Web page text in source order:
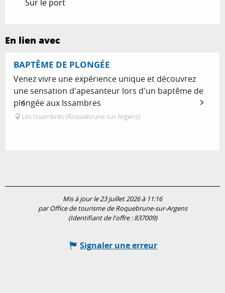
Sur le port
En lien avec
BAPTÊME DE PLONGÉE
Venez vivre une expérience unique et découvrez
une sensation d'apesanteur lors d'un baptême de
plongée aux Issambres
Les Issambres (Roquebrune sur Argens)
Mis à jour le 23 juillet 2026 à 11:16
par Office de tourisme de Roquebrune-sur-Argens
(Identifiant de l'offre :837009)
Signaler une erreur